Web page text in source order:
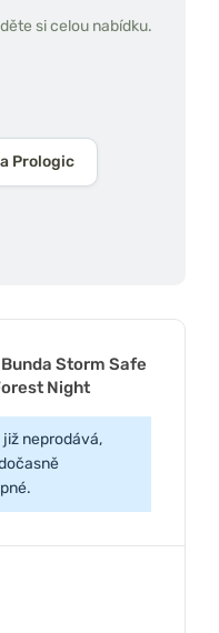
si celou nabídku.
Prologic
Storm Safe
Night
již neprodává,